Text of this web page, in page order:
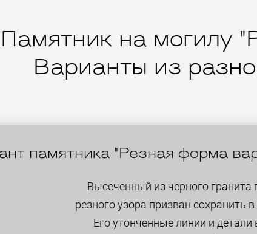
Памятник на могилу
Варианты из
памятника "Резная форма
Высеченный из черного гранита
резного узора призван сохранить
Его утонченные линии и